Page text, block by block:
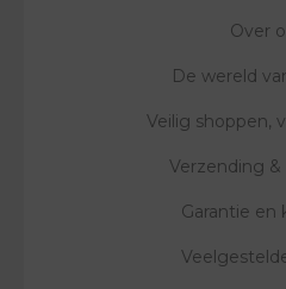
Over
De wereld
Veilig shoppen,
Verzending
Garantie en